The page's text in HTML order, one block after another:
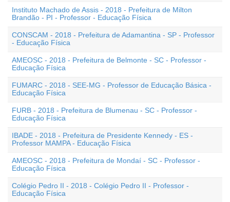
Instituto Machado de Assis - 2018 - Prefeitura de Milton
Brandão - PI - Professor - Educação Física
CONSCAM - 2018 - Prefeitura de Adamantina - SP - Professor
- Educação Física
AMEOSC - 2018 - Prefeitura de Belmonte - SC - Professor -
Educação Física
FUMARC - 2018 - SEE-MG - Professor de Educação Básica -
Educação Física
FURB - 2018 - Prefeitura de Blumenau - SC - Professor -
Educação Física
IBADE - 2018 - Prefeitura de Presidente Kennedy - ES -
Professor MAMPA - Educação Física
AMEOSC - 2018 - Prefeitura de Mondaí - SC - Professor -
Educação Física
Colégio Pedro II - 2018 - Colégio Pedro II - Professor -
Educação Física